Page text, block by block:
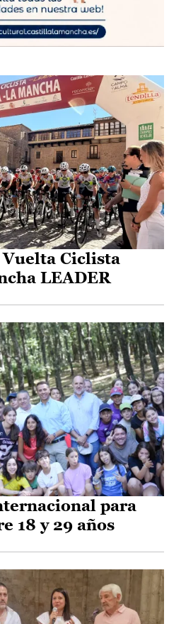
Ciclista
LEADER
para
18 y 29 años